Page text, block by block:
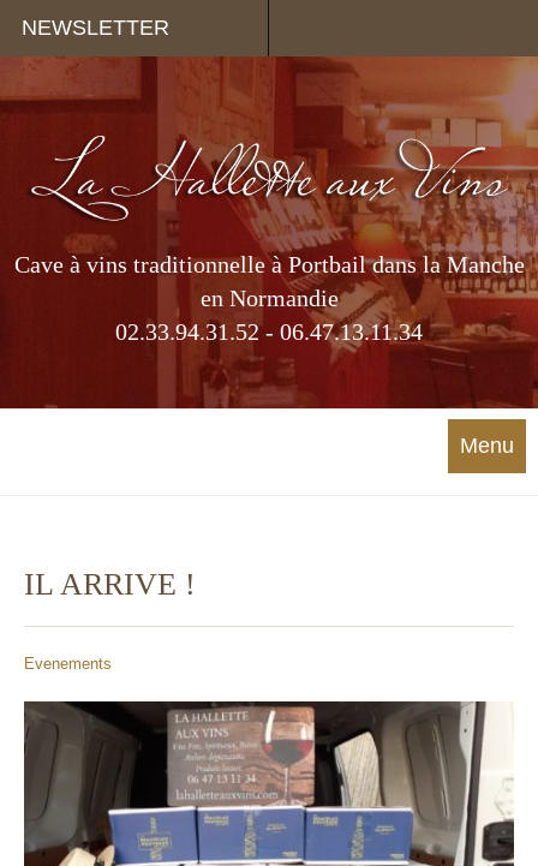
NEWSLETTER
Cave à vins traditionnelle à Portbail dans la Manche
en Normandie
02.33.94.31.52 - 06.47.13.11.34
Menu
IL ARRIVE !
Evenements
Panneau de gestion des cookies